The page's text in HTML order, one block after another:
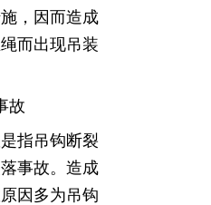
，因而造成
而出现吊装
故
指吊钩断裂
事故。造成
因多为吊钩